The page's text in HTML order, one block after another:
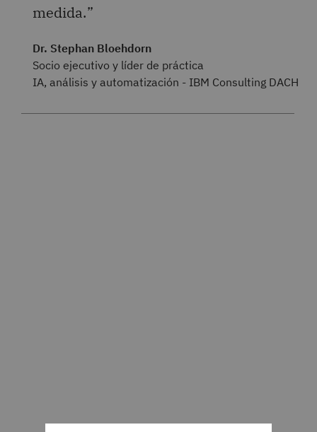
medida.
Dr. Stephan Bloehdorn
Socio ejecutivo y líder de práctica
IA, análisis y automatización - IBM Consulting DACH